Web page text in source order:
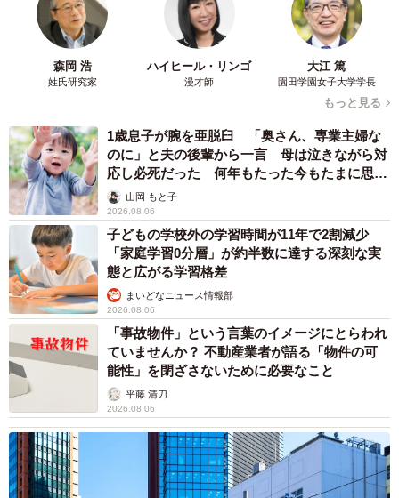
です。人気の国や都市は特になく、時差の影響で授業が受
けやすい時間帯か、カリキュラム内容がしっかりしている
か、などを重視して、選ぶ人が多いそうです。
そこで気になるのが費用面。留学ジャーナルによると、特
定の語学学校への留学を例にあげると、1日あたり2時間
強、平日の週5日の授業を受けるとすると、オンライン留学
は約3万7000円。同じ学校が運営するアメリカ・サンディ
エゴ校で実際に留学すると、ホームステイ代を合わせて約
20万円かかります。単純比較はできないもののオンライン
留学では、現地留学に比べて5分の1以下に抑えることがで
きます。また、航空券代や海外留学保険などの出費もかか
りません。
森岡 浩
姓氏研究家
ハイヒール・リンゴ
漫才師
大江 篤
園田学園女子大学学長
もっと見る
1歳息子が腕を亜脱臼 「奥さん、専業主婦な
のに」と夫の後輩から一言 母は泣きながら対
応し必死だった 何年もたった今もたまに思い
出し…山岡 もと子
2026.08.06
子どもの学校外の学習時間が11年で2割減少
「家庭学習0分層」が約半数に達する深刻な実
態と広がる学習格差
まいどなニュース情報部
2026.08.06
「事故物件」という言葉のイメージにとらわれ
ていませんか？ 不動産業者が語る「物件の可
能性」を閉ざさないために必要なこと
平藤 清刀
2026.08.06